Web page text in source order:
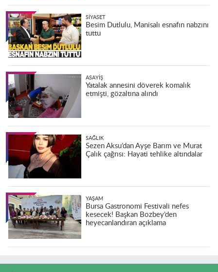
SIYASET
Besim Dutlulu, Manisalı esnafın nabzını
tuttu
ASAYIŞ
Yatalak annesini döverek komalık
etmişti, gözaltına alındı
SAĞLIK
Sezen Aksu’dan Ayşe Barım ve Murat
Çalık çağrısı: Hayati tehlike altındalar
YAŞAM
Bursa Gastronomi Festivali nefes
kesecek! Başkan Bozbey’den
heyecanlandıran açıklama